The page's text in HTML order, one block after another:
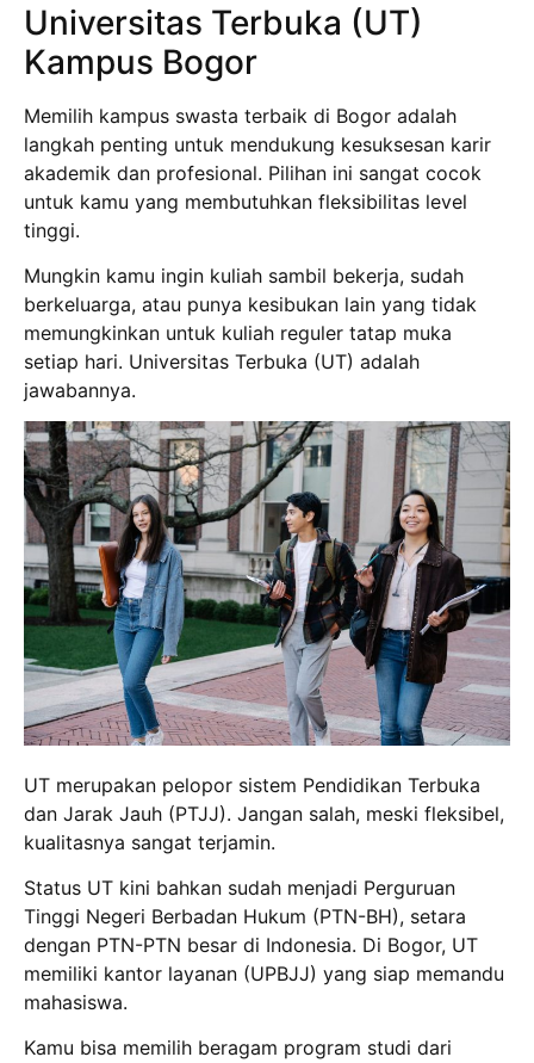
Universitas Terbuka (UT)
Kampus Bogor
Memilih kampus swasta terbaik di Bogor adalah
langkah penting untuk mendukung kesuksesan karir
akademik dan profesional. Pilihan ini sangat cocok
untuk kamu yang membutuhkan fleksibilitas level
tinggi.
Mungkin kamu ingin kuliah sambil bekerja, sudah
berkeluarga, atau punya kesibukan lain yang tidak
memungkinkan untuk kuliah reguler tatap muka
setiap hari. Universitas Terbuka (UT) adalah
jawabannya.
UT merupakan pelopor sistem Pendidikan Terbuka
dan Jarak Jauh (PTJJ). Jangan salah, meski fleksibel,
kualitasnya sangat terjamin.
Status UT kini bahkan sudah menjadi Perguruan
Tinggi Negeri Berbadan Hukum (PTN-BH), setara
dengan PTN-PTN besar di Indonesia. Di Bogor, UT
memiliki kantor layanan (UPBJJ) yang siap memandu
mahasiswa.
Kamu bisa memilih beragam program studi dari